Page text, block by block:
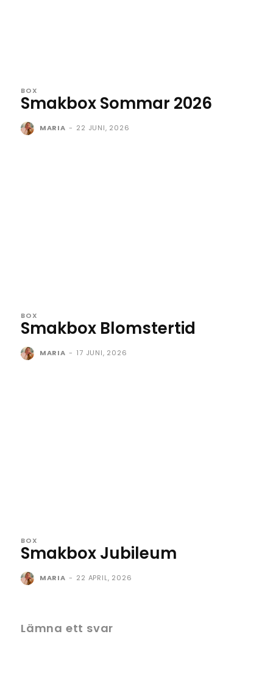
BOX
Smakbox Sommar 2026
MARIA - 22 JUNI, 2026
BOX
Smakbox Blomstertid
MARIA - 17 JUNI, 2026
BOX
Smakbox Jubileum
MARIA - 22 APRIL, 2026
Lämna ett svar